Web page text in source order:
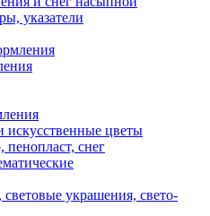
указатели
искусственные цветы
пенопласт, снег
украшения, свето-